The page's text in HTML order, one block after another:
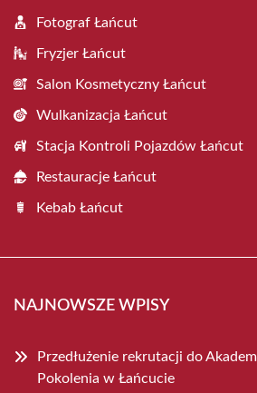
Fotograf Łańcut
Fryzjer Łańcut
Salon Kosmetyczny Łańcut
Wulkanizacja Łańcut
Stacja Kontroli Pojazdów Łańcut
Restauracje Łańcut
Kebab Łańcut
NAJNOWSZE WPISY
Przedłużenie rekrutacji do
Pokolenia w Łańcucie